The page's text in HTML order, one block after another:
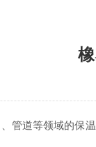
管道等领域的保